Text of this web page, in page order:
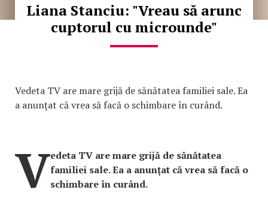
Liana Stanciu: "Vreau să arunc
cuptorul cu microunde"
Vedeta TV are mare grijă de sănătatea familiei sale. Ea
a anunțat că vrea să facă o schimbare în curând.
Vedeta TV are mare grijă de sănătatea
familiei sale. Ea a anunțat că vrea să facă o
schimbare în curând.